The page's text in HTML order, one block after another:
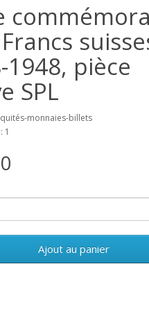
1948, pièce
SPL
monnaies-billets
1
Ajout au panier